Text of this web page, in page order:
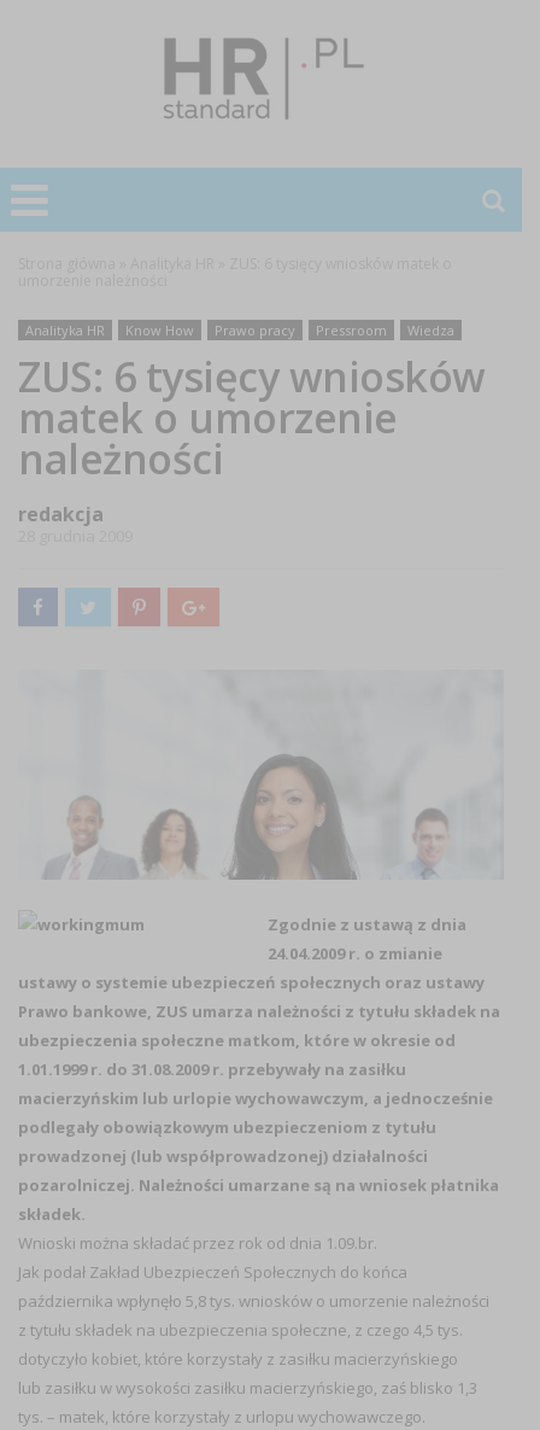
Analityka HR Know How Prawo pracy Pressroom Wiedza
ZUS: 6 tysięcy wniosków
matek o umorzenie
należności
redakcja
Zgodnie z ustawą z dnia
24.04.2009 r. o zmianie
ustawy o systemie ubezpieczeń społecznych oraz ustawy
Prawo bankowe, ZUS umarza należności z tytułu składek na
ubezpieczenia społeczne matkom, które w okresie od
1.01.1999 r. do 31.08.2009 r. przebywały na zasiłku
macierzyńskim lub urlopie wychowawczym, a jednocześnie
podlegały obowiązkowym ubezpieczeniom z tytułu
prowadzonej (lub współprowadzonej) działalności
pozarolniczej. Należności umarzane są na wniosek płatnika
składek.
Wnioski można składać przez rok od dnia 1.09.br.
Jak podał Zakład Ubezpieczeń Społecznych do końca
października wpłynęło 5,8 tys. wniosków o umorzenie należności
z tytułu składek na ubezpieczenia społeczne, z czego 4,5 tys.
dotyczyło kobiet, które korzystały z zasiłku macierzyńskiego
lub zasiłku w wysokości zasiłku macierzyńskiego, zaś blisko 1,3
tys. – matek, które korzystały z urlopu wychowawczego.